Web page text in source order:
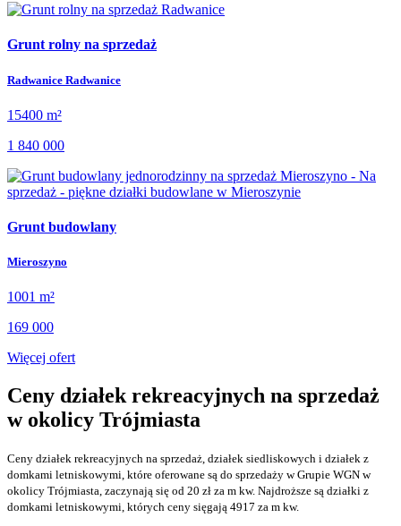
Grunt rolny na sprzedaż
Radwanice Radwanice
15400 m²
1 840 000
Grunt budowlany
Mieroszyno
1001 m²
169 000
Więcej ofert
Ceny działek rekreacyjnych na sprzedaż
w okolicy Trójmiasta
Ceny działek rekreacyjnych na sprzedaż, działek siedliskowych i działek z
domkami letniskowymi, które oferowane są do sprzedaży w Grupie WGN w
okolicy Trójmiasta, zaczynają się od 20 zł za m kw. Najdroższe są działki z
domkami letniskowymi, których ceny sięgają 4917 za m kw.